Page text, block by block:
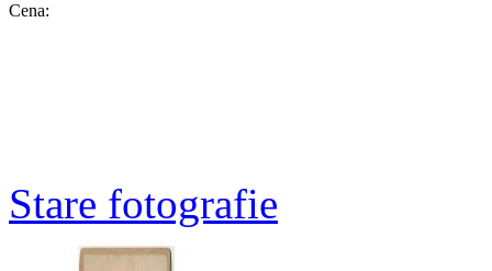
Cena:
Stare fotografie